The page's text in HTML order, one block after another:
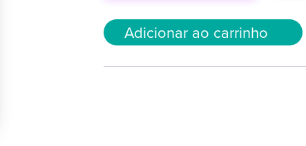
Adicionar ao carrinho